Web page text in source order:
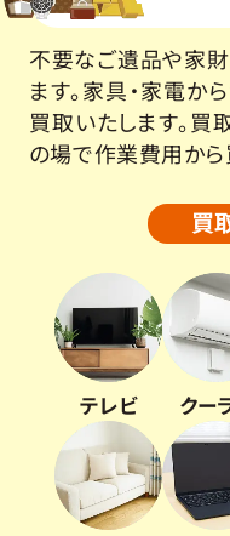
不要なご遺品や家
ます。家具・家電か
買取いたします。買
の場で作業費用から
買
テレビ クー